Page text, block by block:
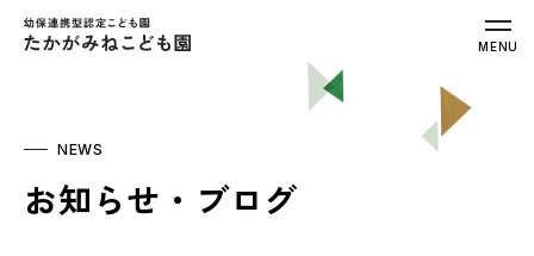
幼保連携型認定こども園 たかがみねこ
MENU
NEWS
お知らせ・ブログ